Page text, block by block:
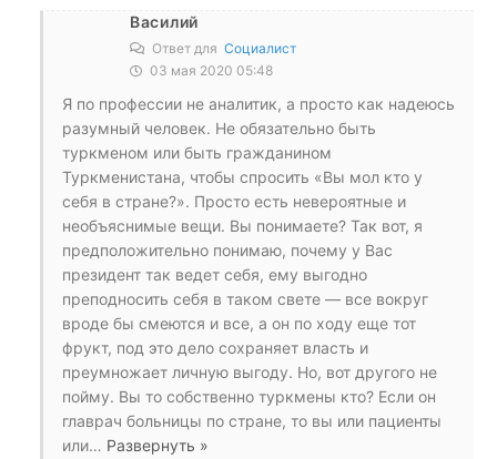
Василий
Ответ для Социалист
03 мая 2020 05:48
Я по профессии не аналитик, а просто как надеюсь
разумный человек. Не обязательно быть
туркменом или быть гражданином
Туркменистана, чтобы спросить «Вы мол кто у
себя в стране?». Просто есть невероятные и
необъяснимые вещи. Вы понимаете? Так вот, я
предположительно понимаю, почему у Вас
президент так ведет себя, ему выгодно
преподносить себя в таком свете — все вокруг
вроде бы смеются и все, а он по ходу еще тот
фрукт, под это дело сохраняет власть и
преумножает личную выгоду. Но, вот другого не
пойму. Вы то собственно туркмены кто? Если он
главрач больницы по стране, то вы или пациенты
или… Развернуть »